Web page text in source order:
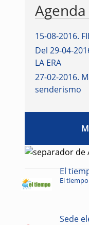
Agenda
15-08-2016.
Del 29-04-
LA ERA
27-02-2016.
senderismo
El
El tiempo
Sede